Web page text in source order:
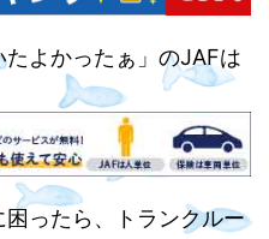
よかったぁ」のJAFは
ったら、トランクルー